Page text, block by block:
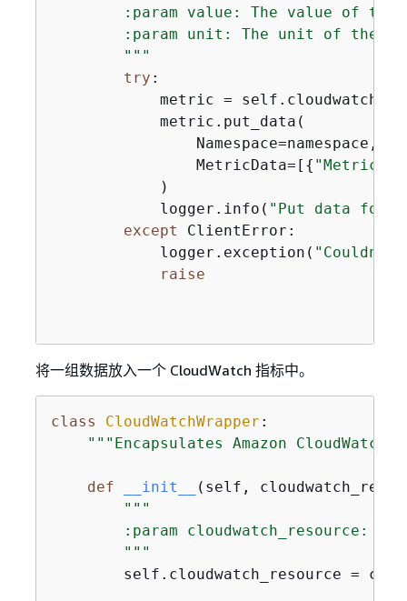
:param value: The value of the
:param unit: The unit of the
        """
try :
metric =
            metric.put_data(
                Namespace=namespace,
                MetricData=[
{
            )
            logger.info(
"Put data for
except ClientError:
            logger.exception(
"Couldn't
raise
将一组数据放入一个 CloudWatch 指标中。
class CloudWatchWrapper :
"""Encapsulates Amazon
def __init__ ( self,
"""
:param cloudwatch_resource: A
        """
self.cloudwatch_resource =